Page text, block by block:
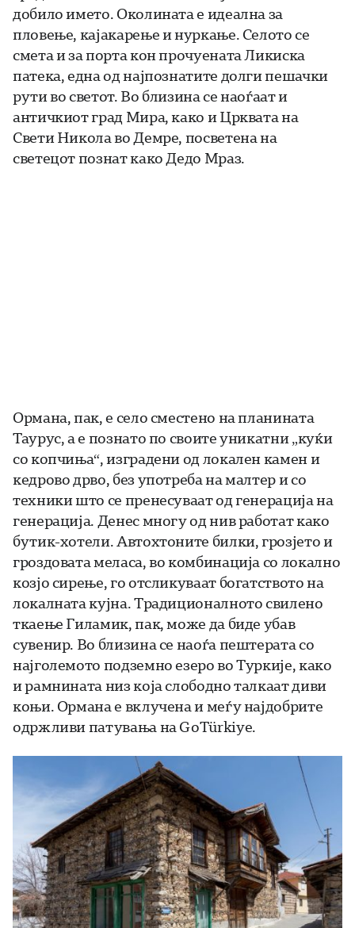
добило името. Околината е идеална за
пловење, кајакарење и нуркање. Селото се
смета и за порта кон прочуената Ликиска
патека, една од најпознатите долги пешачки
рути во светот. Во близина се наоѓаат и
античкиот град Мира, како и Црквата на
Свети Никола во Демре, посветена на
светецот познат како Дедо Мраз.
Ормана, пак, е село сместено на планината
Таурус, а е познато по своите уникатни „куќи
со копчиња“, изградени од локален камен и
кедрово дрво, без употреба на малтер и со
техники што се пренесуваат од генерација на
генерација. Денес многу од нив работат како
бутик-хотели. Автохтоните билки, грозјето и
гроздовата меласа, во комбинација со локално
козјо сирење, го отсликуваат богатството на
локалната кујна. Традиционалното свилено
ткаење Гиламик, пак, може да биде убав
сувенир. Во близина се наоѓа пештерата со
најголемото подземно езеро во Туркије, како
и рамнината низ која слободно талкаат диви
коњи. Ормана е вклучена и меѓу најдобрите
одржливи патувања на GoTürkiye.